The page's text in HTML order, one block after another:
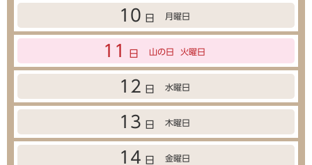
10 日 月曜日
11 日 山の日 火曜日
12 日 水曜日
13 日 木曜日
14 日 金曜日